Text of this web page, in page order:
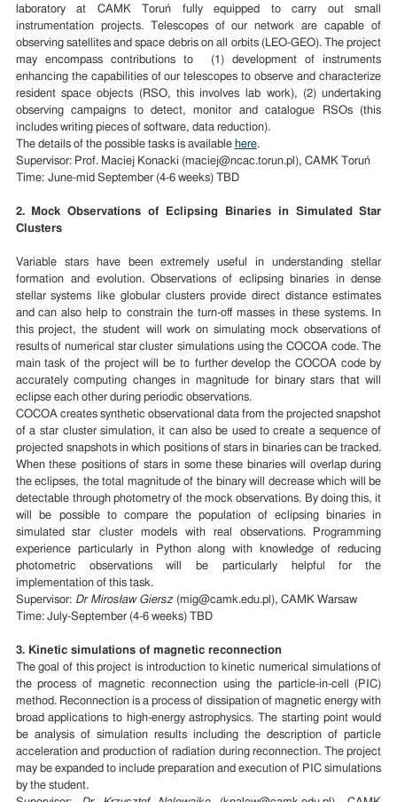
laboratory at CAMK Toruń fully equipped to carry out small
instrumentation projects. Telescopes of our network are capable of
observing satellites and space debris on all orbits (LEO-GEO). The project
may encompass contributions to (1) development of instruments
enhancing the capabilities of our telescopes to observe and characterize
resident space objects (RSO, this involves lab work), (2) undertaking
observing campaigns to detect, monitor and catalogue RSOs (this
includes writing pieces of software, data reduction).
The details of the possible tasks is available here.
Supervisor: Prof. Maciej Konacki (maciej@ncac.torun.pl), CAMK Toruń
Time: June-mid September (4-6 weeks) TBD
2. Mock Observations of Eclipsing Binaries in Simulated Star
Clusters
Variable stars have been extremely useful in understanding stellar
formation and evolution. Observations of eclipsing binaries in dense
stellar systems like globular clusters provide direct distance estimates
and can also help to constrain the turn-off masses in these systems. In
this project, the student will work on simulating mock observations of
results of numerical star cluster simulations using the COCOA code. The
main task of the project will be to further develop the COCOA code by
accurately computing changes in magnitude for binary stars that will
eclipse each other during periodic observations.
COCOA creates synthetic observational data from the projected snapshot
of a star cluster simulation, it can also be used to create a sequence of
projected snapshots in which positions of stars in binaries can be tracked.
When these positions of stars in some these binaries will overlap during
the eclipses, the total magnitude of the binary will decrease which will be
detectable through photometry of the mock observations. By doing this, it
will be possible to compare the population of eclipsing binaries in
simulated star cluster models with real observations. Programming
experience particularly in Python along with knowledge of reducing
photometric observations will be particularly helpful for the
implementation of this task.
Supervisor: Dr Mirosław Giersz(mig@camk.edu.pl), CAMK Warsaw
Time: July-September (4-6 weeks) TBD
3. Kinetic simulations of magnetic reconnection
The goal of this project is introduction to kinetic numerical simulations of
the process of magnetic reconnection using the particle-in-cell (PIC)
method. Reconnection is a process of dissipation of magnetic energy with
broad applications to high-energy astrophysics. The starting point would
be analysis of simulation results including the description of particle
acceleration and production of radiation during reconnection. The project
may be expanded to include preparation and execution of PIC simulations
by the student.